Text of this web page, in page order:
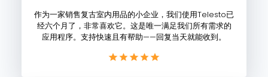
作为一家销售复古室内用品的小企业，我们使用Telesto已
经六个月了，非常喜欢它。这是唯一满足我们所有需求的
应用程序。支持快速且有帮助——回复当天就能收到。